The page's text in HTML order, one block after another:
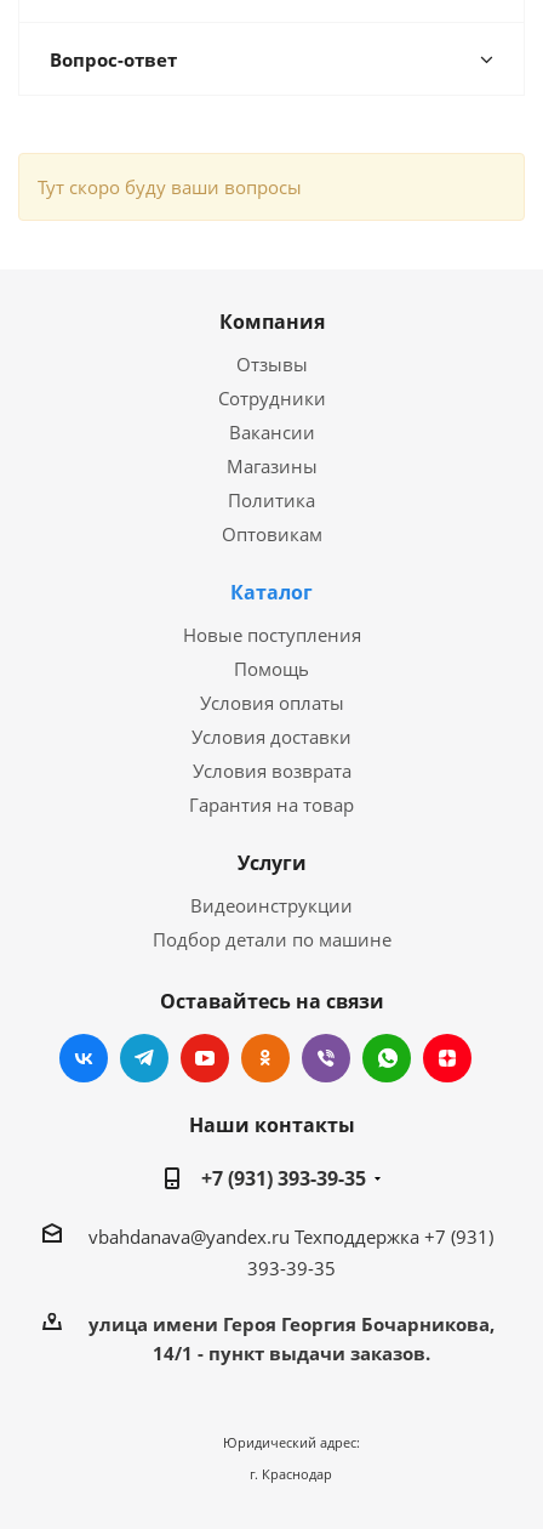
Вопрос-ответ
Тут скоро буду ваши вопросы
Компания
Отзывы
Сотрудники
Вакансии
Магазины
Политика
Оптовикам
Каталог
Новые поступления
Помощь
Условия оплаты
Условия доставки
Условия возврата
Гарантия на товар
Услуги
Видеоинструкции
Подбор детали по машине
Оставайтесь на связи
Наши контакты
+7 (931) 393-39-35
vbahdanava@yandex.ru Техподдержка +7 (931)
393-39-35
улица имени Героя Георгия Бочарникова,
14/1 - пункт выдачи заказов.
Юридический адрес:
г. Краснодар